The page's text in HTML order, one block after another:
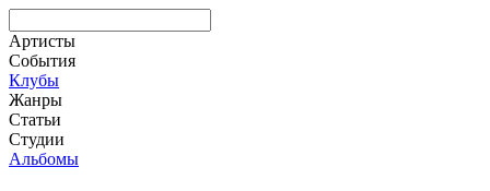
Артисты
События
Клубы
Жанры
Статьи
Студии
Альбомы